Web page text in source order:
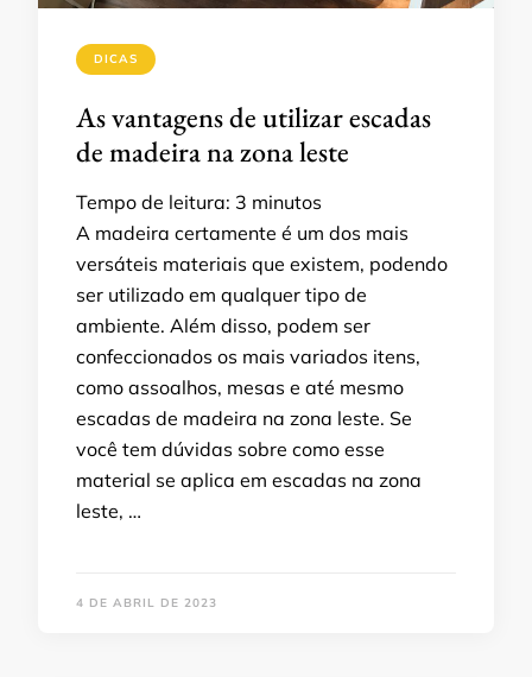
DICAS
As vantagens de utilizar escadas
de madeira na zona leste
Tempo de leitura: 3 minutos
A madeira certamente é um dos mais
versáteis materiais que existem, podendo
ser utilizado em qualquer tipo de
ambiente. Além disso, podem ser
confeccionados os mais variados itens,
como assoalhos, mesas e até mesmo
escadas de madeira na zona leste. Se
você tem dúvidas sobre como esse
material se aplica em escadas na zona
leste, …
4 DE ABRIL DE 2023